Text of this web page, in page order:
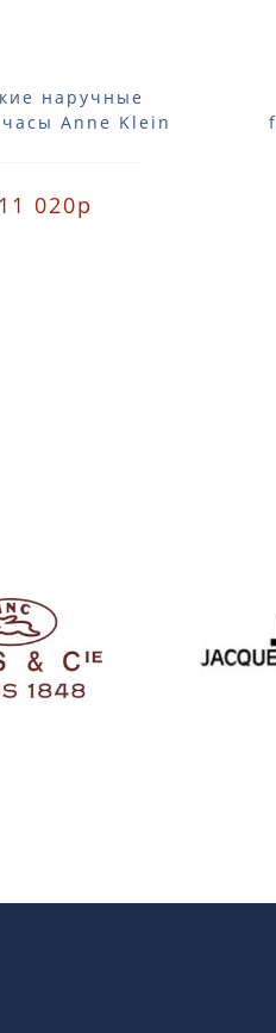
наручные
Anne Klein
11 020р